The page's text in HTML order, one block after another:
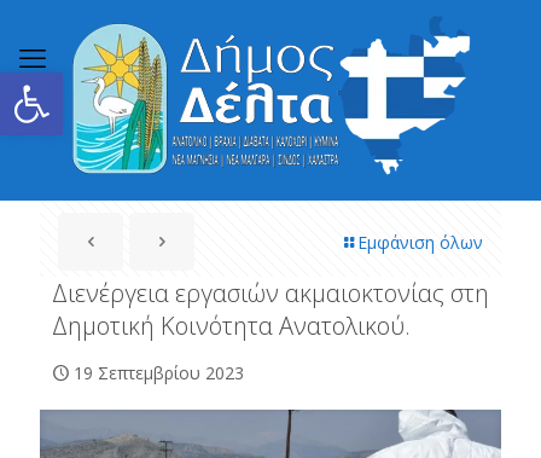
Ανοίξτε τη γραμμή εργαλείων
Εμφάνιση όλων
Διενέργεια εργασιών ακμαιοκτονίας στη
Δημοτική Κοινότητα Ανατολικού.
19 Σεπτεμβρίου 2023